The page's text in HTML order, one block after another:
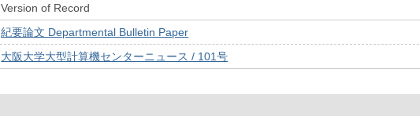
Version of Record
紀要論文 Departmental Bulletin Paper
大阪大学大型計算機センターニュース / 101号